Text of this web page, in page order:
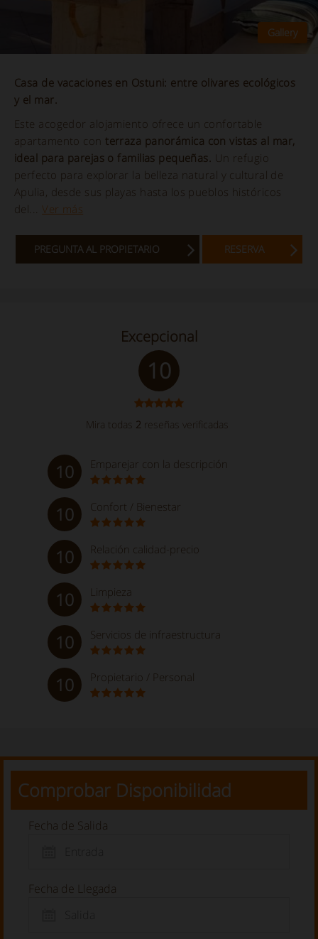
Casa de vacaciones en Ostuni: entre olivares ecológicos
y el mar.
Este acogedor alojamiento ofrece un confortable
apartamento con terraza panorámica con vistas al mar,
ideal para parejas o familias pequeñas. Un refugio
perfecto para explorar la belleza natural y cultural de
Apulia, desde sus playas hasta los pueblos históricos
del... Ver más
PREGUNTA AL PROPIETARIO RESERVA
10
Excepcional
Mira todas 2 reseñas verificadas
10 Emparejar con la descripción
10 Confort / Bienestar
10 Relación calidad-precio
10 Limpieza
10 Servicios de infraestructura
10 Propietario / Personal
Comprobar Disponibilidad
Fecha de Salida
Fecha de Llegada